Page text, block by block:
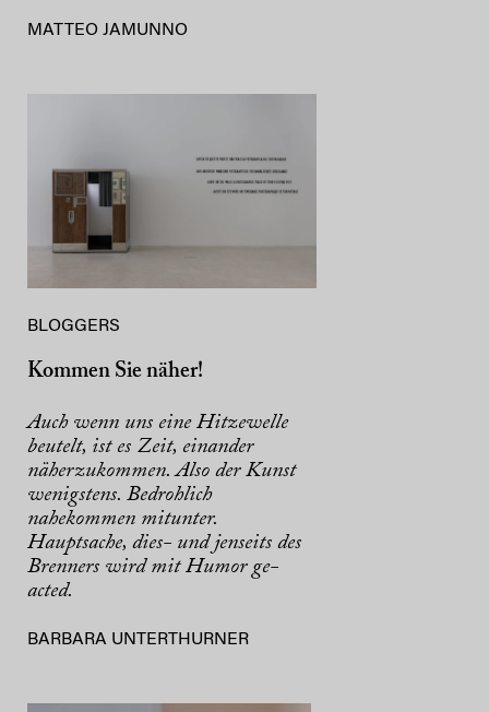
MATTEO JAMUNNO
BLOGGERS
Kommen Sie näher!
Auch wenn uns eine Hitzewelle
beutelt, ist es Zeit, einander
näherzukommen. Also der Kunst
wenigstens. Bedrohlich
nahekommen mitunter.
Hauptsache, dies- und jenseits des
Brenners wird mit Humor ge-
acted.
BARBARA UNTERTHURNER